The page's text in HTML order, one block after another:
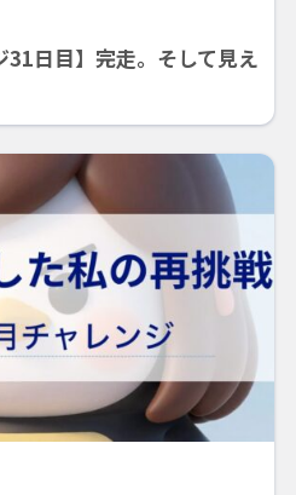
31日目】完走。そして見え